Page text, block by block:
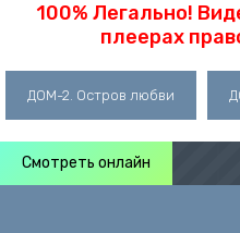
100% Легально!
плеерах
ДОМ-2. Остров любви
Смотреть онлайн